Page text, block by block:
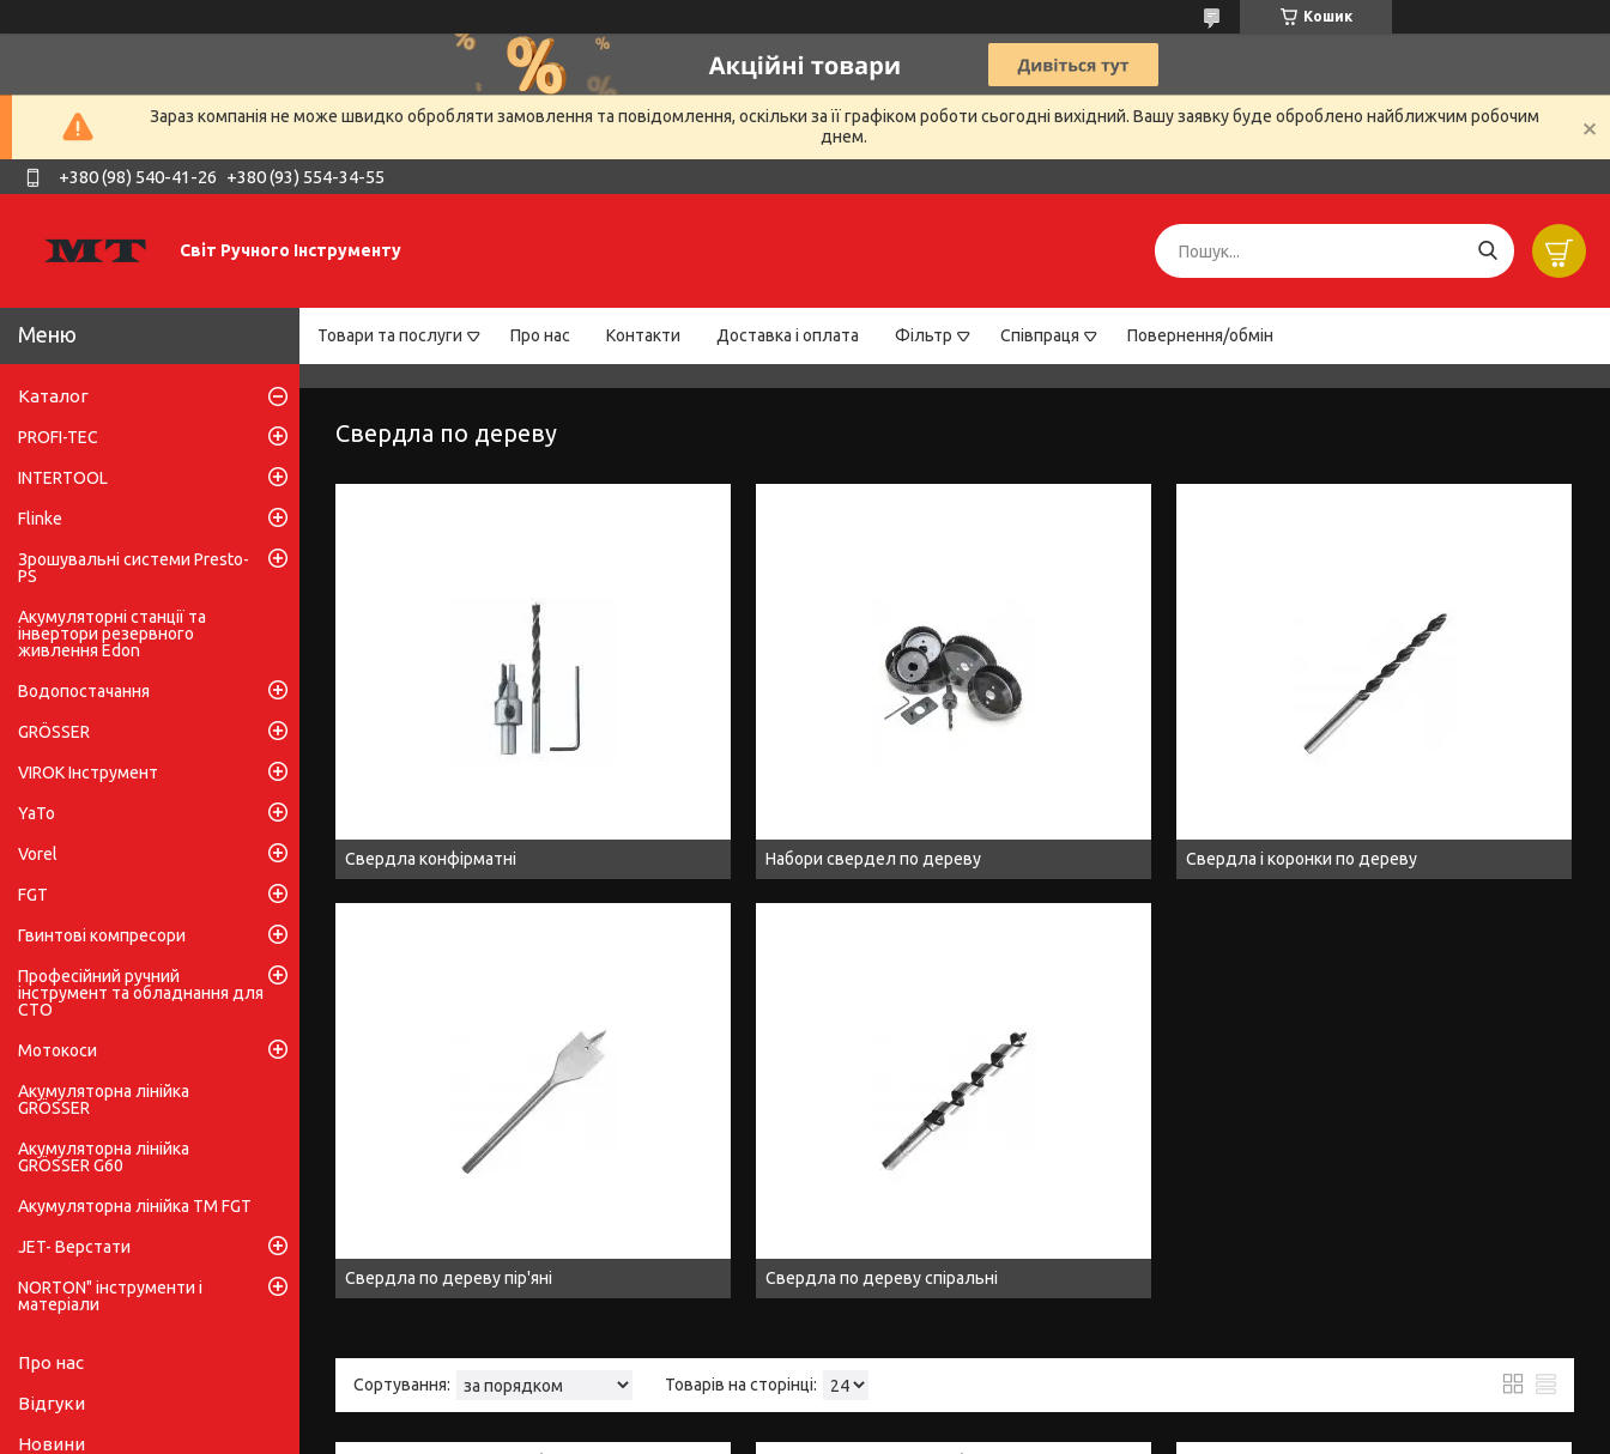
Кошик
Зараз компанія не може швидко обробляти замовлення та повідомлення, оскільки за її графіком роботи сьогодні вихідний. Вашу заявку буде оброблено найближчим робочим
днем.
+380 (98) 540-41-26 +380 (93) 554-34-55
Світ Ручного Інструменту
Товари та послуги Про нас Контакти Доставка і оплата Фільтр Співпраця Повернення/обмін
Свердла по дереву
Свердла конфірматні Набори свердел по дереву Свердла і коронки по дереву
Свердла по дереву пір'яні Свердла по дереву спіральні
Каталог
PROFI-TEC
INTERTOOL
Flinke
Зрошувальні системи Presto-
PS
Акумуляторні станції та
інвертори резервного
живлення Edon
Водопостачання
GRÖSSER
VIROK Інструмент
YaTo
Vorel
FGT
Гвинтові компресори
Професійний ручний
інструмент та обладнання для
СТО
Мотокоси
Акумуляторна лінійка
GRÖSSER
Акумуляторна лінійка
GRÖSSER G60
Акумуляторна лінійка ТМ FGT
JET- Верстати
NORTON" інструменти і
матеріали
Про нас
Відгуки
Новини